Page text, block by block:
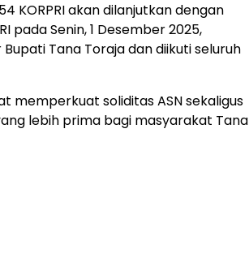
KORPRI akan dilanjutkan dengan
pada Senin, 1 Desember 2025,
Tana Toraja dan diikuti seluruh
memperkuat soliditas ASN sekaligus
lebih prima bagi masyarakat Tana